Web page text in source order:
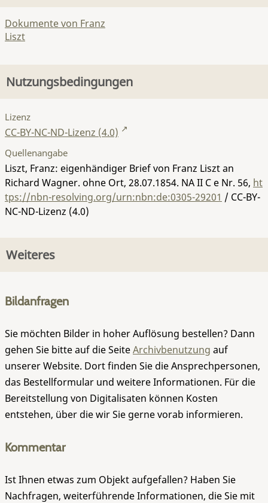
Dokumente von Franz
Liszt
Nutzungsbedingungen
Lizenz
CC-BY-NC-ND-Lizenz (4.0)
Quellenangabe
Liszt, Franz: eigenhändiger Brief von Franz Liszt an
Richard Wagner. ohne Ort, 28.07.1854. NA II C e Nr. 56, ht
tps://nbn-resolving.org/urn:nbn:de:0305-29201 / CC-BY-
NC-ND-Lizenz (4.0)
Weiteres
Bildanfragen
Sie möchten Bilder in hoher Auflösung bestellen? Dann
gehen Sie bitte auf die SeiteArchivbenutzung auf
unserer Website. Dort finden Sie die Ansprechpersonen,
das Bestellformular und weitere Informationen. Für die
Bereitstellung von Digitalisaten können Kosten
entstehen, über die wir Sie gerne vorab informieren.
Kommentar
Ist Ihnen etwas zum Objekt aufgefallen? Haben Sie
Nachfragen, weiterführende Informationen, die Sie mit